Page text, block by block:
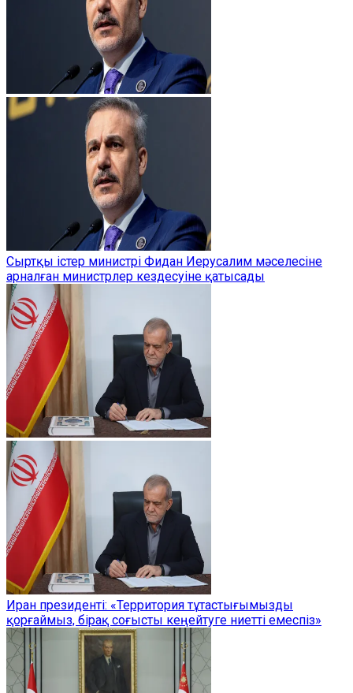
Сыртқы істер министрі Фидан Иерусалим мәселесіне
арналған министрлер кездесуіне қатысады
Иран президенті: «Территория тұтастығымызды
қорғаймыз, бірақ соғысты кеңейтуге ниетті емеспіз»